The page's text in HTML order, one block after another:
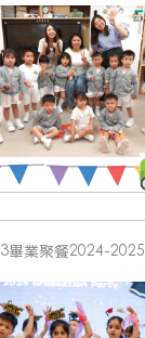
畢業聚餐2024-2025